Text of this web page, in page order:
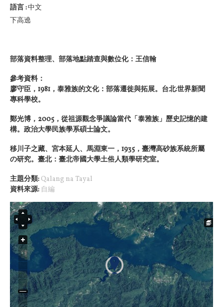
語言 中文
下高遶
部落資料整理、部落地點踏查與數位化：王信翰
參考資料：
廖守臣，1981，泰雅族的文化：部落遷徙與拓展。台北:世界新聞
專科學校。
鄭光博，2005，從祖源觀念爭議論當代「泰雅族」歷史記憶的建
構。政治大學民族學系碩士論文。
移川子之藏、宮本延人、馬淵東一，1935，臺灣高砂族系統所屬
の研究。臺北：臺北帝國大學土俗人類學研究室。
主題分類: Qalang na Tayal
資料來源: 自編